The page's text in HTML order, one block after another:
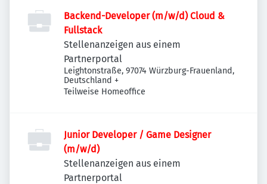
Backend-Developer (m/w/d) Cloud &
Fullstack
Stellenanzeigen aus einem
Partnerportal
Leightonstraße, 97074 Würzburg-Frauenland,
Deutschland +
Teilweise Homeoffice
Junior Developer / Game Designer
(m/w/d)
Stellenanzeigen aus einem
Partnerportal